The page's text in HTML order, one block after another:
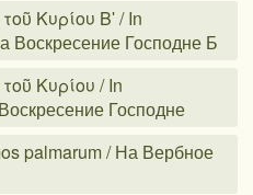
Κυρίου Βʹ / In
Воскресение Господне Б
Κυρίου / In
Господне
palmarum / На Вербное